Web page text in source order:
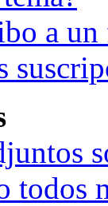
a
todos